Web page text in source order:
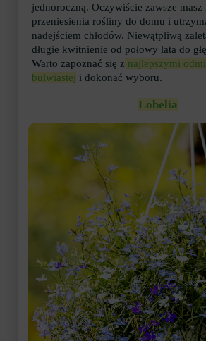
jednoroczną. Oczywiście zawsze
przeniesienia rośliny do domu i
nadejściem chłodów. Niewątpliwą
długie kwitnienie od połowy lata do
Warto zapoznać się z najlepszymi
bulwiastej i dokonać wyboru.
Lobelia